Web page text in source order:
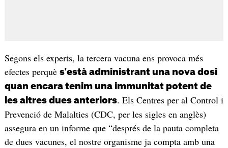
Segons els experts, la tercera vacuna ens provoca més
efectes perquè s'està administrant una nova dosi
quan encara tenim una immunitat potent de
les altres dues anteriors. Els Centres per al Control i
Prevenció de Malalties (CDC, per les sigles en anglès)
assegura en un informe que “després de la pauta completa
de dues vacunes, el nostre organisme ja compta amb una